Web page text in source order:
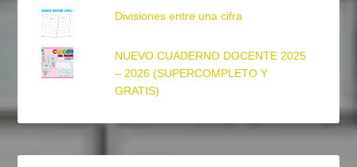
Divisiones entre una cifra
NUEVO CUADERNO DOCENTE 2025
– 2026 (SUPERCOMPLETO Y
GRATIS)